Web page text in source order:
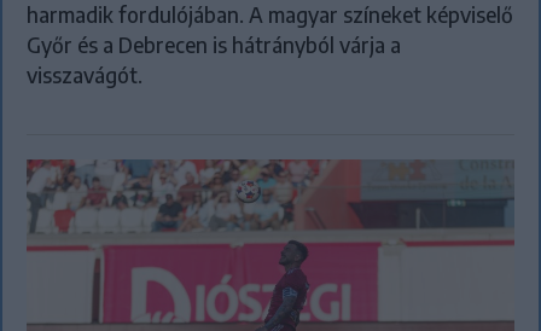
harmadik fordulójában. A magyar színeket képviselő
Győr és a Debrecen is hátrányból várja a
visszavágót.